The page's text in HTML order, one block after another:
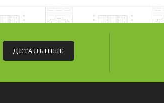
ДЕТАЛЬНІШЕ